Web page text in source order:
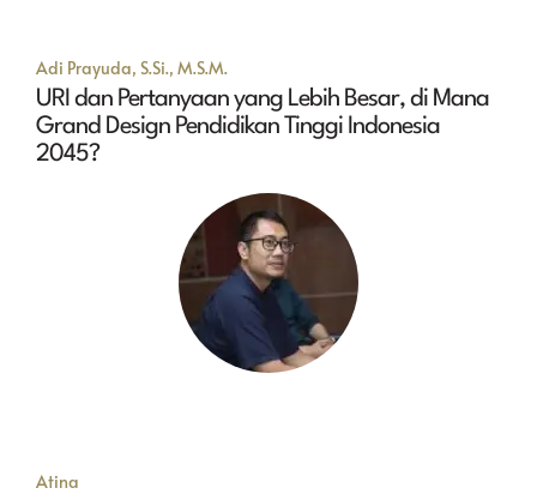
Adi Prayuda, S.Si., M.S.M.
URI dan Pertanyaan yang Lebih Besar, di Mana
Grand Design Pendidikan Tinggi Indonesia
2045?
Atina